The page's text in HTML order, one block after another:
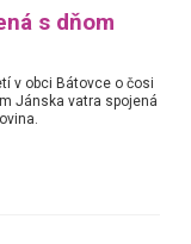
s dňom
v obci Bátovce o čosi
Jánska vatra spojená